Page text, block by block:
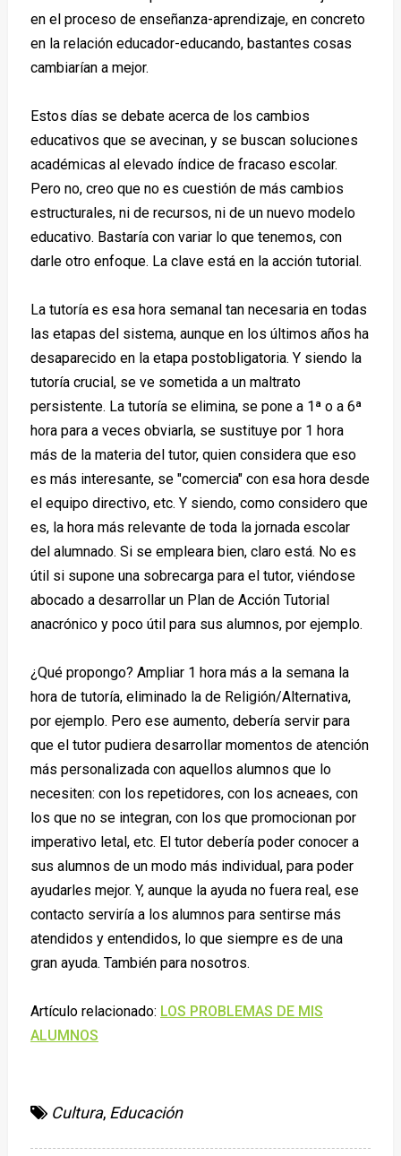
en el proceso de enseñanza-aprendizaje, en concreto
en la relación educador-educando, bastantes cosas
cambiarían a mejor.
Estos días se debate acerca de los cambios
educativos que se avecinan, y se buscan soluciones
académicas al elevado índice de fracaso escolar.
Pero no, creo que no es cuestión de más cambios
estructurales, ni de recursos, ni de un nuevo modelo
educativo. Bastaría con variar lo que tenemos, con
darle otro enfoque. La clave está en la acción tutorial.
La tutoría es esa hora semanal tan necesaria en todas
las etapas del sistema, aunque en los últimos años ha
desaparecido en la etapa postobligatoria. Y siendo la
tutoría crucial, se ve sometida a un maltrato
persistente. La tutoría se elimina, se pone a 1ª o a 6ª
hora para a veces obviarla, se sustituye por 1 hora
más de la materia del tutor, quien considera que eso
es más interesante, se "comercia" con esa hora desde
el equipo directivo, etc. Y siendo, como considero que
es, la hora más relevante de toda la jornada escolar
del alumnado. Si se empleara bien, claro está. No es
útil si supone una sobrecarga para el tutor, viéndose
abocado a desarrollar un Plan de Acción Tutorial
anacrónico y poco útil para sus alumnos, por ejemplo.
¿Qué propongo? Ampliar 1 hora más a la semana la
hora de tutoría, eliminado la de Religión/Alternativa,
por ejemplo. Pero ese aumento, debería servir para
que el tutor pudiera desarrollar momentos de atención
más personalizada con aquellos alumnos que lo
necesiten: con los repetidores, con los acneaes, con
los que no se integran, con los que promocionan por
imperativo letal, etc. El tutor debería poder conocer a
sus alumnos de un modo más individual, para poder
ayudarles mejor. Y, aunque la ayuda no fuera real, ese
contacto serviría a los alumnos para sentirse más
atendidos y entendidos, lo que siempre es de una
gran ayuda. También para nosotros.
Artículo relacionado: LOS PROBLEMAS DE MIS
ALUMNOS
Cultura, Educación